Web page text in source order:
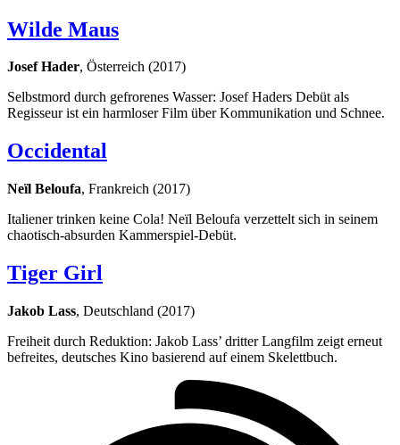
Wilde Maus
Josef Hader, Österreich (2017)
Selbstmord durch gefrorenes Wasser: Josef Haders Debüt als
Regisseur ist ein harmloser Film über Kommunikation und Schnee.
Occidental
Neïl Beloufa, Frankreich (2017)
Italiener trinken keine Cola! Neïl Beloufa verzettelt sich in seinem
chaotisch-absurden Kammerspiel-Debüt.
Tiger Girl
Jakob Lass, Deutschland (2017)
Freiheit durch Reduktion: Jakob Lass’ dritter Langfilm zeigt erneut
befreites, deutsches Kino basierend auf einem Skelettbuch.